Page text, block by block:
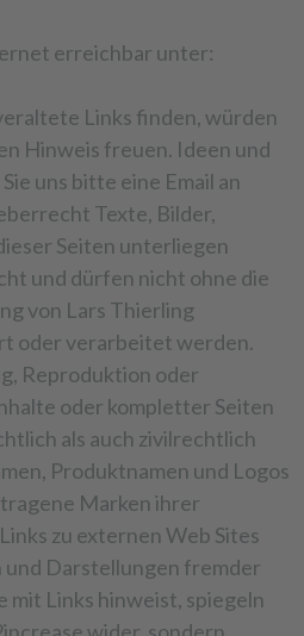
erreichbar unter:
Links finden, würden
Hinweis freuen. Ideen und
uns bitte eine Email an
Texte, Bilder,
Seiten unterliegen
und dürfen nicht ohne die
von Lars Thierling
oder verarbeitet werden.
Reproduktion oder
oder kompletter Seiten
als auch zivilrechtlich
Produktnamen und Logos
Marken ihrer
zu externen Web Sites
Darstellungen fremder
mit Links hinweist, spiegeln